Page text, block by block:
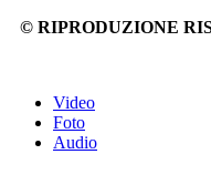
© RIPRODUZIONE
Video
Foto
Audio